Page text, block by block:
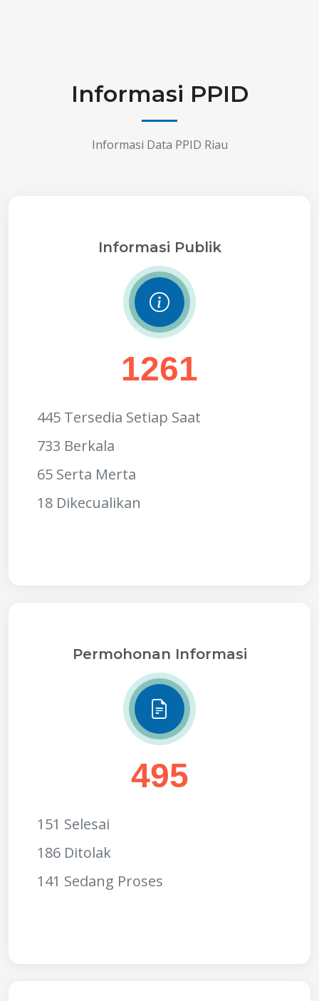
Informasi PPID
Informasi Data PPID Riau
Informasi Publik
1261
445 Tersedia Setiap Saat
733 Berkala
65 Serta Merta
18 Dikecualikan
Permohonan Informasi
495
151 Selesai
186 Ditolak
141 Sedang Proses